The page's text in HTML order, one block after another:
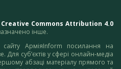
Creative Commons Attribution 4.0
інше.
АрміяInform посилання на
Для суб’єктів у сфері онлайн-медіа
абзаці матеріалу прямого та